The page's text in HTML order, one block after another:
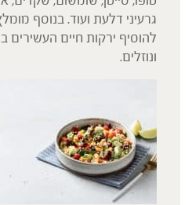
גרעיני דלעת ועוד. בנוסף
להוסיף ירקות חיים העשירים
ונוזלים.